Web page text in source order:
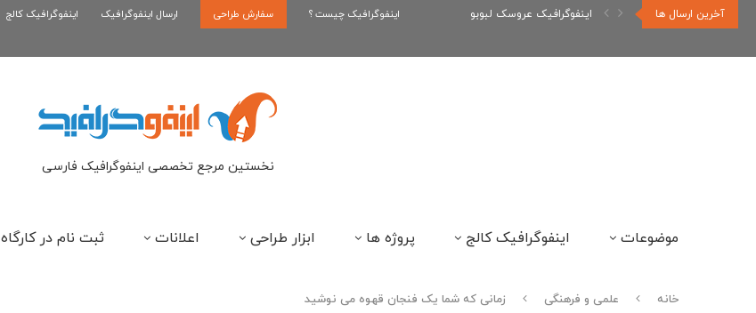
آخرین ارسال ها اینفوگرافیک عروسک لبوبو اینفوگرافیک رپر های فارسی نسل... اینفوگرافیک چیست ؟ سفارش طراحی ارسال اینفوگرافیک اینفوگرافیک کالج
نخستین مرجع تخصصی اینفوگرافیک فارسی
موضوعات اینفوگرافیک کالج پروژه ها ابزار طراحی اعلانات ثبت نام در کارگاه
خانه علمی و فرهنگی زمانی که شما یک فنجان قهوه می نوشید